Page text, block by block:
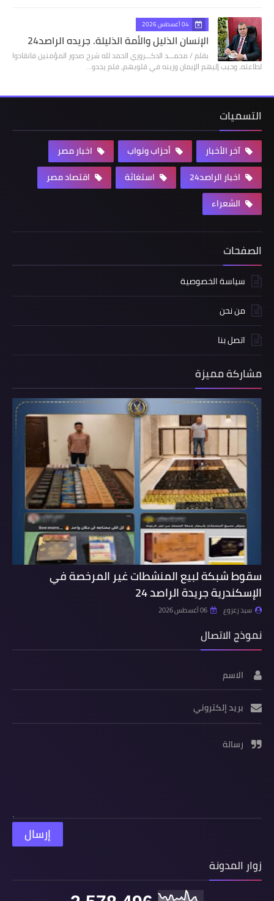
04 أغسطس 2026
الإنسان الذليل والأمة الذليلة. جريده الراصد24
بقلم / محمـــد الدكـــروري الحمد لله شرح صدور المؤمنين فانقادوا
لطاعته، وحبب إليهم الإيمان وزينه في قلوبهم، فلم يجدو…
التسميات
آخر الأخبار أحزاب ونواب
اخبار مصر
اخبار الراصد24
استغاثة
اقتصاد مصر
الشعراء
الصفحات
سياسة الخصوصية
من نحن
اتصل بنا
مشاركة مميزة
سقوط شبكة لبيع المنشطات غير المرخصة في
الإسكندرية جريدة الراصد 24
سيد زعزوع 06 أغسطس 2026
نموذج الاتصال
الاسم
بريد إلكتروني
رسالة
زوار المدونة